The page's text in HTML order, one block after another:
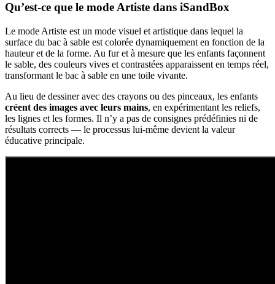
Qu’est-ce que le mode Artiste dans iSandBox
Le mode Artiste est un mode visuel et artistique dans lequel la
surface du bac à sable est colorée dynamiquement en fonction de la
hauteur et de la forme. Au fur et à mesure que les enfants façonnent
le sable, des couleurs vives et contrastées apparaissent en temps réel,
transformant le bac à sable en une toile vivante.
Au lieu de dessiner avec des crayons ou des pinceaux, les enfants
créent des images avec leurs mains, en expérimentant les reliefs,
les lignes et les formes. Il n’y a pas de consignes prédéfinies ni de
résultats corrects — le processus lui-même devient la valeur
éducative principale.